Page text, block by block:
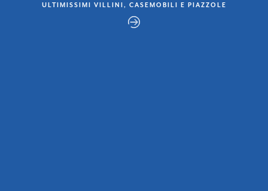
ULTIMISSIMI VILLINI, CASEMOBILI E PIAZZOLE